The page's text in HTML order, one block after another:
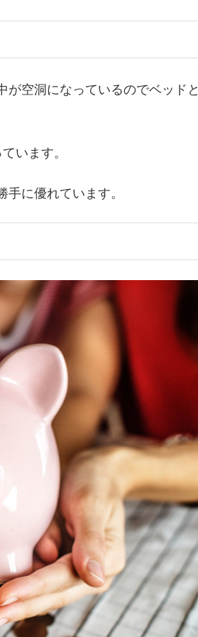
空洞になっているのでベッドと
います。
に優れています。